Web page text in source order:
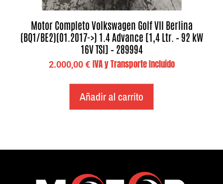
Motor Completo Volkswagen Golf VII Berlina
(BQ1/BE2)(01.2017->) 1.4 Advance [1,4 Ltr. – 92 kW
16V TSI] – 289994
2.000,00€ IVA y Transporte Incluido
Añadir al carrito